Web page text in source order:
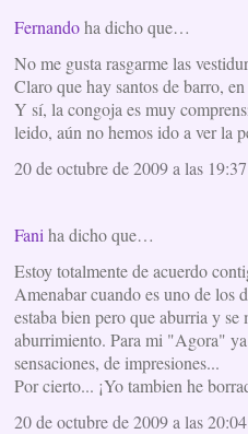
Fernandoha dicho que…
No me gusta rasgarme las
Claro que hay santos de barro,
Y sí, la congoja es muy
leido, aún no hemos ido a ver la
20 de octubre de 2009 a las 19:37
Fani ha dicho que…
Estoy totalmente de acuerdo
Amenabar cuando es uno de los
estaba bien pero que aburria y
aburrimiento. Para mi "Agora"
sensaciones, de impresiones...
Por cierto... ¡Yo tambien he
20 de octubre de 2009 a las 20:04